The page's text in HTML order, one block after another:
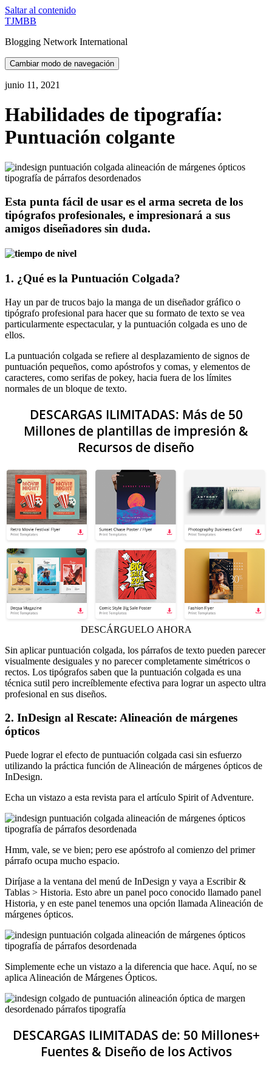
Saltar al contenido
TJMBB
Blogging Network International
Cambiar modo de navegación
junio 11, 2021
Habilidades de tipografía:
Puntuación colgante
Esta punta fácil de usar es el arma secreta de los
tipógrafos profesionales, e impresionará a sus
amigos diseñadores sin duda.
1. ¿Qué es la Puntuación Colgada?
Hay un par de trucos bajo la manga de un diseñador gráfico o
tipógrafo profesional para hacer que su formato de texto se vea
particularmente espectacular, y la puntuación colgada es uno de
ellos.
La puntuación colgada se refiere al desplazamiento de signos de
puntuación pequeños, como apóstrofos y comas, y elementos de
caracteres, como serifas de pokey, hacia fuera de los límites
normales de un bloque de texto.
DESCARGAS ILIMITADAS: Más de 50
Millones de plantillas de impresión &
Recursos de diseño
DESCÁRGUELO AHORA
Sin aplicar puntuación colgada, los párrafos de texto pueden parecer
visualmente desiguales y no parecer completamente simétricos o
rectos. Los tipógrafos saben que la puntuación colgada es una
técnica sutil pero increíblemente efectiva para lograr un aspecto ultra
profesional en sus diseños.
2. InDesign al Rescate: Alineación de márgenes
ópticos
Puede lograr el efecto de puntuación colgada casi sin esfuerzo
utilizando la práctica función de Alineación de márgenes ópticos de
InDesign.
Echa un vistazo a esta revista para el artículo Spirit of Adventure.
Hmm, vale, se ve bien; pero ese apóstrofo al comienzo del primer
párrafo ocupa mucho espacio.
Diríjase a la ventana del menú de InDesign y vaya a Escribir &
Tablas > Historia. Esto abre un panel poco conocido llamado panel
Historia, y en este panel tenemos una opción llamada Alineación de
márgenes ópticos.
Simplemente eche un vistazo a la diferencia que hace. Aquí, no se
aplica Alineación de Márgenes Ópticos.
DESCARGAS ILIMITADAS de: 50 Millones+
Fuentes & Diseño de los Activos